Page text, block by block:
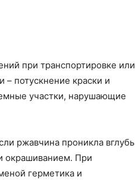
при транспортировке или
– потускнение краски и
участки, нарушающие
ржавчина проникла вглубь
окрашиванием. При
герметика и